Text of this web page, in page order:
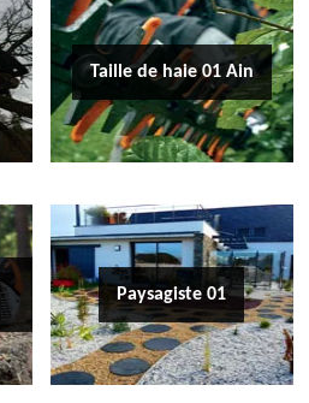
Taille de haie 01 Ain
Paysagiste 01